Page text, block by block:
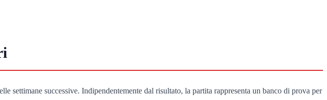
settimane successive. Indipendentemente dal risultato, la partita rappresenta un banco di prova per